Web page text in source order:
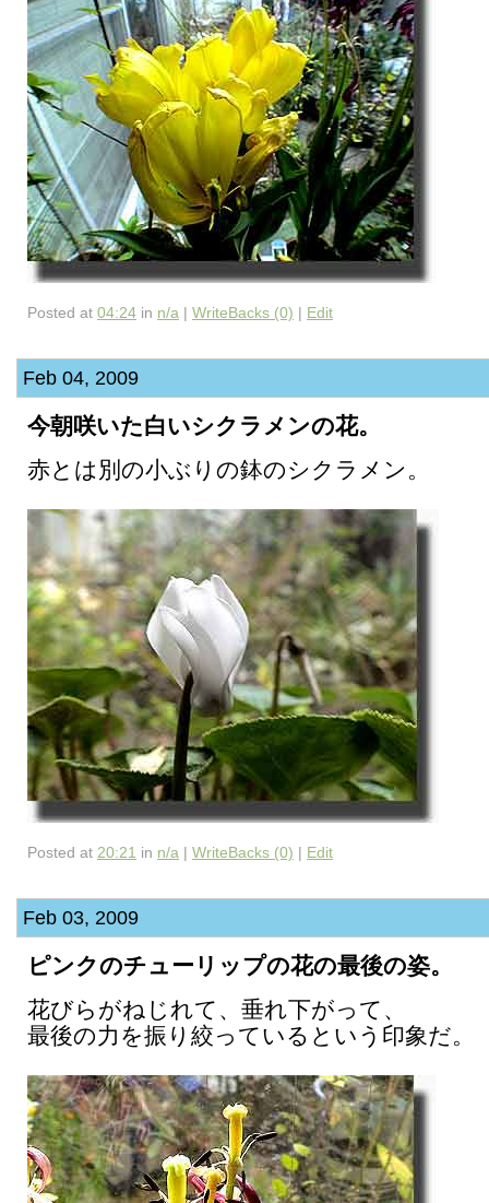
Posted at 04:24 in n/a | WriteBacks (0) | Edit
Feb 04, 2009
今朝咲いた白いシクラメンの花。
赤とは別の小ぶりの鉢のシクラメン。
Posted at 20:21 in n/a | WriteBacks (0) | Edit
Feb 03, 2009
ピンクのチューリップの花の最後の姿。
花びらがねじれて、垂れ下がって、
最後の力を振り絞っているという印象だ。